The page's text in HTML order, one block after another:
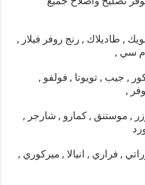
, طاديلاك , رنج روفر فيلار ,
سي ,
, جيب , تويوتا , فولفو ,
,
, موستنق , كمارو , شارجر ,
, فراري , انيالا , ميركوري ,